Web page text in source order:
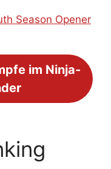
Season Opener
im Ninja-